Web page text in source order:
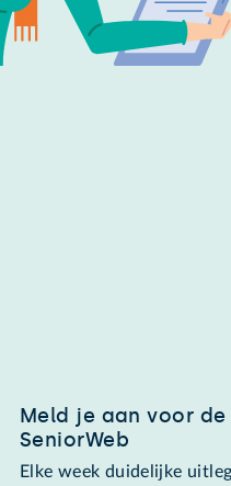
Meld je aan voor
SeniorWeb
Elke week duidelijke